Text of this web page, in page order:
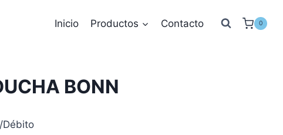
Inicio Productos Contacto 0
BONN
Débito